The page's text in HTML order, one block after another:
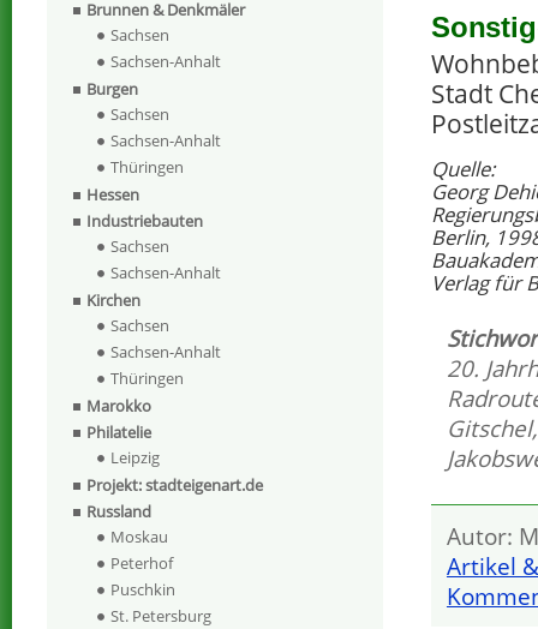
Stadt
Quelle:
Georg
Berlin,
Verlag für
20.
Gitschel
Autor:
Artikel
Brunnen & Denkmäler
Sachsen
Sachsen-Anhalt
Burgen
Sachsen
Sachsen-Anhalt
Thüringen
Hessen
Industriebauten
Sachsen
Sachsen-Anhalt
Kirchen
Sachsen
Sachsen-Anhalt
Thüringen
Marokko
Philatelie
Leipzig
Projekt: stadteigenart.de
Russland
Moskau
Peterhof
Puschkin
St. Petersburg